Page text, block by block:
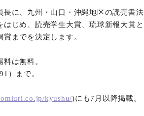
に、九州・山口・沖縄地区の読売書法
じめ、読売学生大賞、琉球新報大賞と
までを決定します。
は無料。
）まで。
kyushu/)にも7月以降掲載。